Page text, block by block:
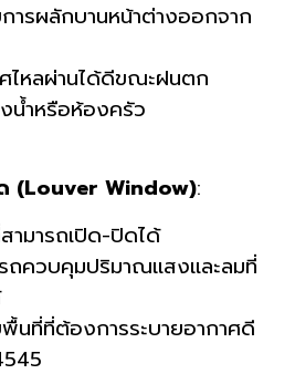
ารผลักบานหน้าต่างออกจาก
ไหลผ่านได้ดีขณะฝนตก
น้ำหรือห้องครัว
(Louver Window):
ามารถเปิด-ปิดได้
ถควบคุมปริมาณแสงและลมที่
พื้นที่ที่ต้องการระบายอากาศดี